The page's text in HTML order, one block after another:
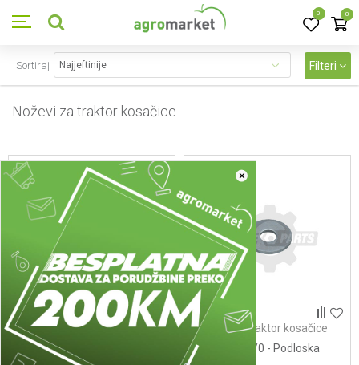
0 0
×
Noževi za traktor kosačice
Sortiraj Filteri
Noževi za traktor kosačice
111177-Noz 61 cm
Noževi za traktor kosačice
112523080/0 - Podloska